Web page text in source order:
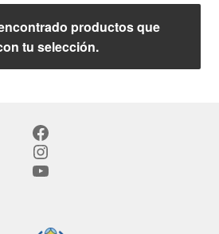
productos que
tu selección.
Facebook
Instagram
YouTube